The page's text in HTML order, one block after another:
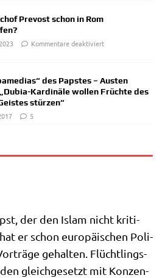
Prevost schon in Rom
Kommentare deaktiviert
des Papstes – Austen
Kardinäle wollen Früchte des
stürzen“
5
der den Islam nicht kri­ti­
er schon euro­päi­schen Poli­
gehal­ten. Flücht­lings­
gleich­ge­setzt mit Kon­zen­